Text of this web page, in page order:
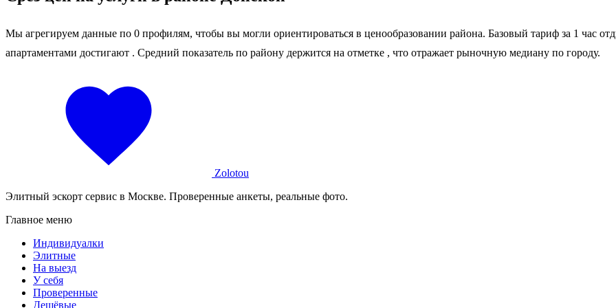
Мы агрегируем данные по 0 профилям, чтобы вы могли ориентироваться в ценообразовании района. Базовый тариф за 1 час
апартаментами достигают . Средний показатель по району держится на отметке , что отражает рыночную медиану по городу.
Zolotou
Элитный эскорт сервис в Москве. Проверенные анкеты, реальные фото.
Главное меню
Индивидуалки
Элитные
На выезд
У себя
Проверенные
Дешёвые